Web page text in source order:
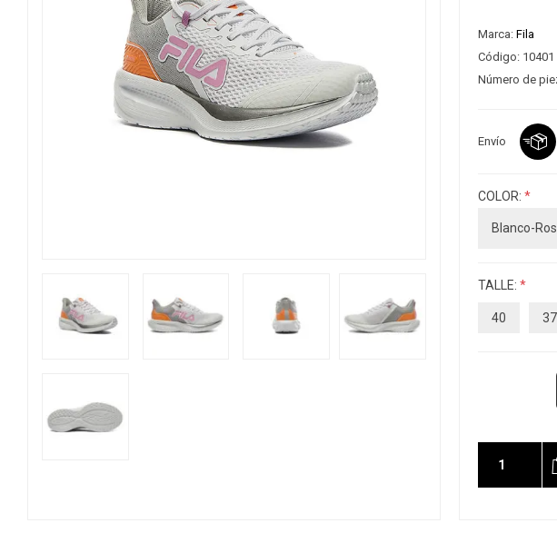
Marca: Fila
Código: 10401
Número de
Envío
COLOR: *
TALLE: *
40 37